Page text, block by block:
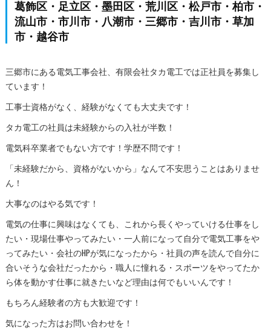
葛飾区・足立区・墨田区・荒川区・松戸市・柏市・
流山市・市川市・八潮市・三郷市・吉川市・草加
市・越谷市
三郷市にある電気工事会社、有限会社タカ電工では正社員を募集し
ています！
工事士資格がなく、経験がなくても大丈夫です！
タカ電工の社員は未経験からの入社が半数！
電気科卒業者でもない方です！学歴不問です！
「未経験だから、資格がないから」なんて不安思うことはありませ
ん！
大事なのはやる気です！
電気の仕事に興味はなくても、これから長くやっていける仕事をし
たい・現場仕事やってみたい・一人前になって自分で電気工事をや
ってみたい・会社のHPが気になったから・社員の声を読んで自分に
合いそうな会社だったから・職人に憧れる・スポーツをやってたか
ら体を動かす仕事に就きたいなど理由は何でもいいんです！
もちろん経験者の方も大歓迎です！
気になった方はお問い合わせを！